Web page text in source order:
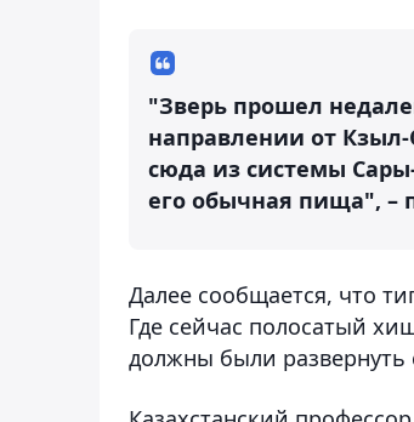
"Зверь прошел
направлении от
сюда из системы
его обычная пища", –
Далее сообщается, что
Где сейчас полосатый
должны были развернуть